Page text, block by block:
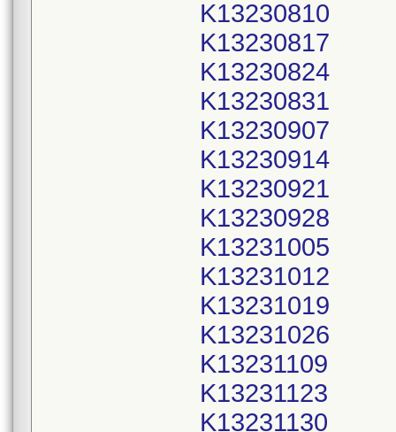
K13230810
K13230817
K13230824
K13230831
K13230907
K13230914
K13230921
K13230928
K13231005
K13231012
K13231019
K13231026
K13231109
K13231123
K13231130